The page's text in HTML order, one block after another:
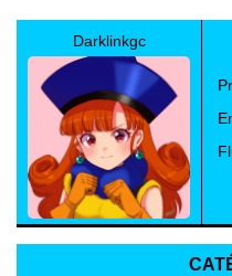
Darklinkgc